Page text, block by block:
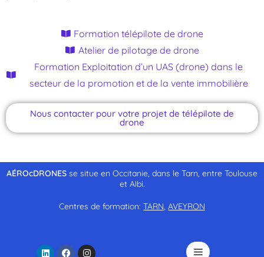
Formation télépilote de drone
Atelier de pilotage de drone
Formation Exploitation d’un UAS (drone) dans le
secteur de la promotion et de la vente immobilière
Nous contacter pour votre projet de télépilote de
drone
AÉROcDRONES se situe en Occitanie, dans le Tarn, entre Toulouse
et Albi.
Centres de formation: TARN, AVEYRON